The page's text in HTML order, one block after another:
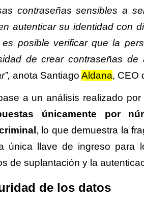
contraseñas sensibles a
autenticar su identidad con
es posible verificar que la
de crear contraseñas
anota Santiago Aldana, CEO
a un análisis realizado por
únicamente por
, lo que demuestra la
única llave de ingreso para
de suplantación y la
de los datos